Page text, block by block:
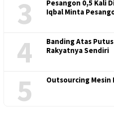
3
Pesangon 0,5 Kali
Iqbal Minta
4
Banding Atas
Rakyatnya Sendiri
5 Outsourcing Mesin